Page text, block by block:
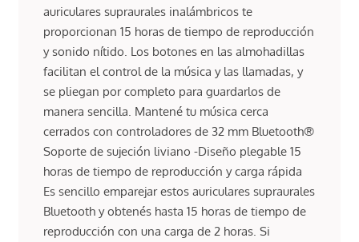
auriculares supraurales inalámbricos te
proporcionan 15 horas de tiempo de reproducción
y sonido nítido. Los botones en las almohadillas
facilitan el control de la música y las llamadas, y
se pliegan por completo para guardarlos de
manera sencilla. Mantené tu música cerca
cerrados con controladores de 32 mm Bluetooth®
Soporte de sujeción liviano -Diseño plegable 15
horas de tiempo de reproducción y carga rápida
Es sencillo emparejar estos auriculares supraurales
Bluetooth y obtenés hasta 15 horas de tiempo de
reproducción con una carga de 2 horas. Si